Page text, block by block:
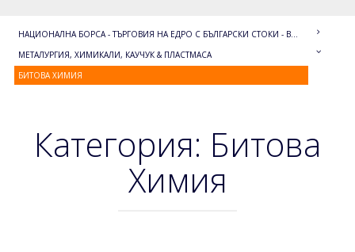
НАЦИОНАЛНА БОРСА - ТЪРГОВИЯ НА ЕДРО С БЪЛГАРСКИ СТОКИ - BULGARIAN WHOLESALE
МЕТАЛУРГИЯ, ХИМИКАЛИ, КАУЧУК & ПЛАСТМАСА
БИТОВА ХИМИЯ
Категория: Битова
Химия